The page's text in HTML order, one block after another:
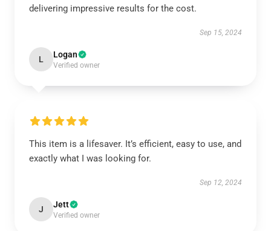
delivering impressive results for the cost.
Sep 15, 2024
L Logan
Verified owner
This item is a lifesaver. It’s efficient, easy to use, and
exactly what I was looking for.
Sep 12, 2024
J Jett
Verified owner